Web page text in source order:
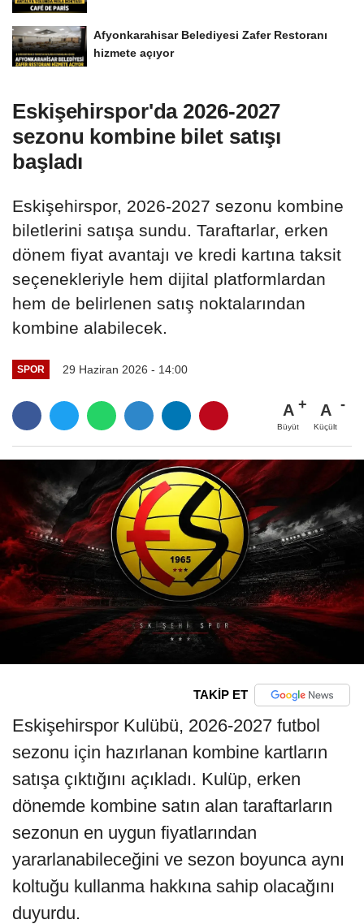
Afyonkarahisar Belediyesi Zafer Restoranı
hizmete açıyor
Eskişehirspor'da 2026-2027
sezonu kombine bilet satışı
başladı
Eskişehirspor, 2026-2027 sezonu kombine
biletlerini satışa sundu. Taraftarlar, erken
dönem fiyat avantajı ve kredi kartına taksit
seçenekleriyle hem dijital platformlardan
hem de belirlenen satış noktalarından
kombine alabilecek.
SPOR 29 Haziran 2026 - 14:00
A
Büyüt
A
Küçült
TAKİP ET
Eskişehirspor Kulübü, 2026-2027 futbol
sezonu için hazırlanan kombine kartların
satışa çıktığını açıkladı. Kulüp, erken
dönemde kombine satın alan taraftarların
sezonun en uygun fiyatlarından
yararlanabileceğini ve sezon boyunca aynı
koltuğu kullanma hakkına sahip olacağını
duyurdu.